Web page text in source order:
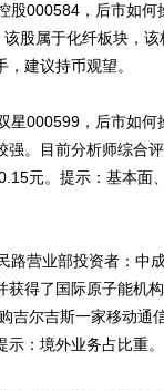
000584，后市如何
股属于化纤板块，
建议持币观望。
000599，后市如何
强。目前分析师综合
元。提示：基本面
营业部投资者：中
获得了国际原子能机
吉尔吉斯一家移动通
：境外业务占比重。